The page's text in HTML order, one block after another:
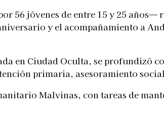
56 jóvenes de entre 15 y 25
y el acompañamiento a
en Ciudad Oculta, se profundizó
primaria, asesoramiento
Malvinas, con tareas de